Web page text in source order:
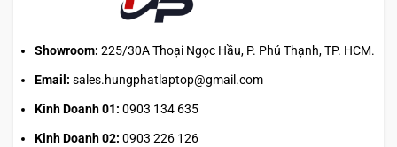
Showroom: 225/30A Thoại Ngọc Hầu, P. Phú Thạnh, TP. HCM.
Email: sales.hungphatlaptop@gmail.com
Kinh Doanh 01: 0903 134 635
Kinh Doanh 02: 0903 226 126